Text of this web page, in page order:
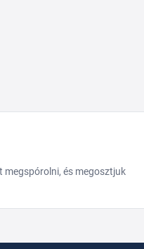
megspórolni, és megosztjuk